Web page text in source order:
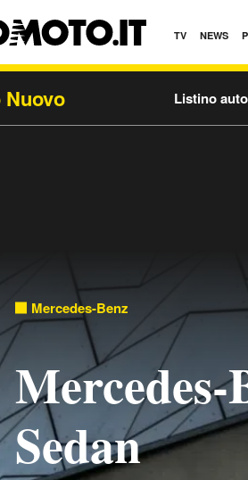
TV NEWS
Listino
Mercedes-Benz
Mercedes-
Sedan